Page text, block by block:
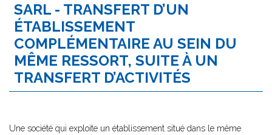
SARL - TRANSFERT D’UN
ÉTABLISSEMENT
COMPLÉMENTAIRE AU SEIN DU
MÊME RESSORT, SUITE À UN
TRANSFERT D’ACTIVITÉS
Une société qui exploite un établissement situé dans le même